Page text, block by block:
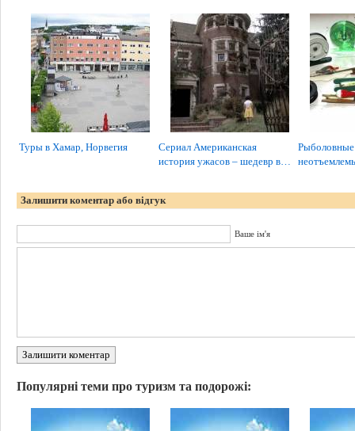
Туры в Хамар, Норвегия
Сериал Американская
история ужасов – шедевр в…
Рыболовные
Залишити коментар або відгук
Ваше ім'я
Залишити коментар
Популярні теми про туризм та подорожі: